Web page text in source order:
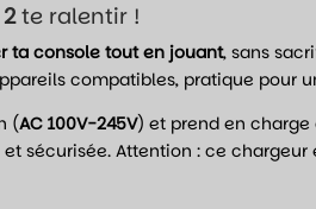
te ralentir !
ta console tout en jouant, sans
compatibles, pratique pour
(AC 100V-245V) et prend en
sécurisée. Attention : ce